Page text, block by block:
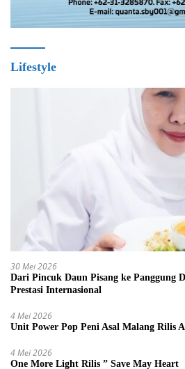
Lifestyle
30 Mei 2026
Dari Pincuk Daun Pisang ke Panggung
Prestasi Internasional
4 Mei 2026
Unit Power Pop Peni Asal Malang Rilis
4 Mei 2026
One More Light Rilis ” Save May Heart